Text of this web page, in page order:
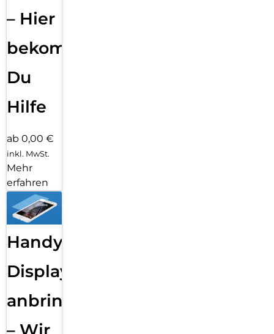
– Hier
bekommst
Du
Hilfe
ab 0,00 €
inkl. MwSt.
Mehr
erfahren
Handy
Displayfolie
anbringen